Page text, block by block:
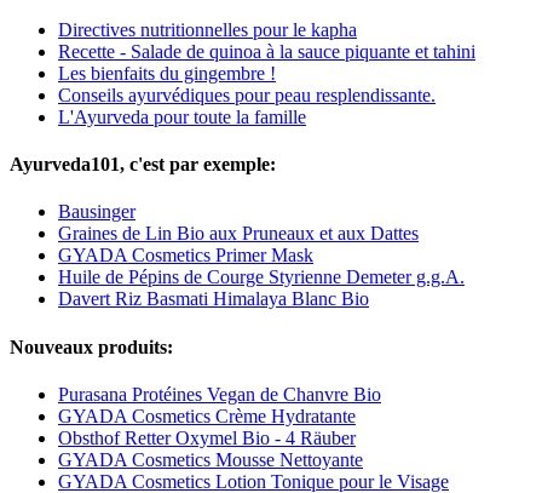
Directives nutritionnelles pour le kapha
Recette - Salade de quinoa à la sauce piquante et tahini
Les bienfaits du gingembre !
Conseils ayurvédiques pour peau resplendissante.
L'Ayurveda pour toute la famille
Ayurveda101, c'est par exemple:
Bausinger
Graines de Lin Bio aux Pruneaux et aux Dattes
GYADA Cosmetics Primer Mask
Huile de Pépins de Courge Styrienne Demeter g.g.A.
Davert Riz Basmati Himalaya Blanc Bio
Nouveaux produits:
Purasana Protéines Vegan de Chanvre Bio
GYADA Cosmetics Crème Hydratante
Obsthof Retter Oxymel Bio - 4 Räuber
GYADA Cosmetics Mousse Nettoyante
GYADA Cosmetics Lotion Tonique pour le Visage